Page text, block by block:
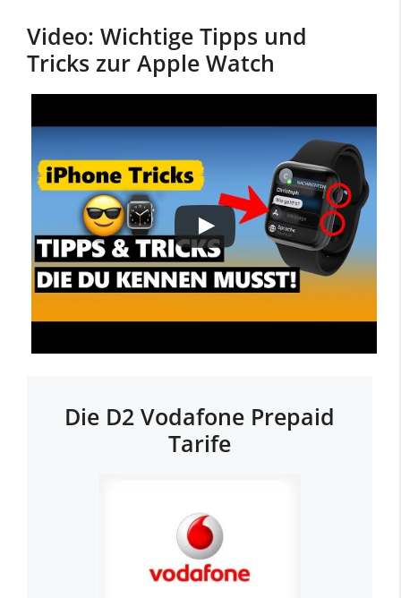
Video: Wichtige Tipps und
Tricks zur Apple Watch
Die D2 Vodafone Prepaid
Tarife